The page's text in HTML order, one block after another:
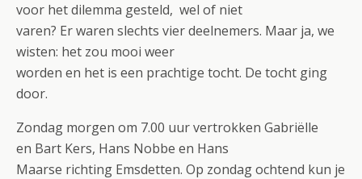
voor het dilemma gesteld, wel of niet
varen? Er waren slechts vier deelnemers. Maar ja, we
wisten: het zou mooi weer
worden en het is een prachtige tocht. De tocht ging
door.
Zondag morgen om 7.00 uur vertrokken Gabriëlle
en Bart Kers, Hans Nobbe en Hans
Maarse richting Emsdetten. Op zondag ochtend kun je